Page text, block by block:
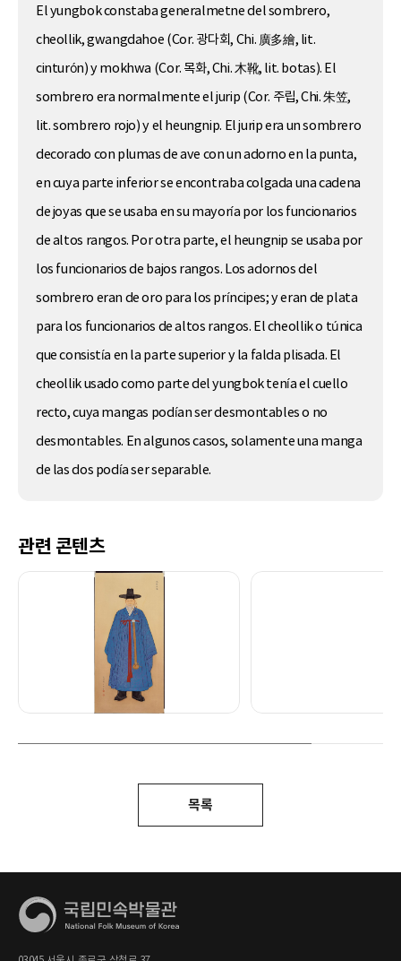
El yungbok constaba generalmetne del sombrero,
cheollik, gwangdahoe (Cor. 광다회, Chi. 廣多繪, lit.
cinturón) y mokhwa (Cor. 목화, Chi. 木靴, lit. botas). El
sombrero era normalmente el jurip (Cor. 주립, Chi. 朱笠,
lit. sombrero rojo) y el heungnip. El jurip era un sombrero
decorado con plumas de ave con un adorno en la punta,
en cuya parte inferior se encontraba colgada una cadena
de joyas que se usaba en su mayoría por los funcionarios
de altos rangos. Por otra parte, el heungnip se usaba por
los funcionarios de bajos rangos. Los adornos del
sombrero eran de oro para los príncipes; y eran de plata
para los funcionarios de altos rangos. El cheollik o túnica
que consistía en la parte superior y la falda plisada. El
cheollik usado como parte del yungbok tenía el cuello
recto, cuya mangas podían ser desmontables o no
desmontables. En algunos casos, solamente una manga
de las dos podía ser separable.
관련 콘텐츠
목록